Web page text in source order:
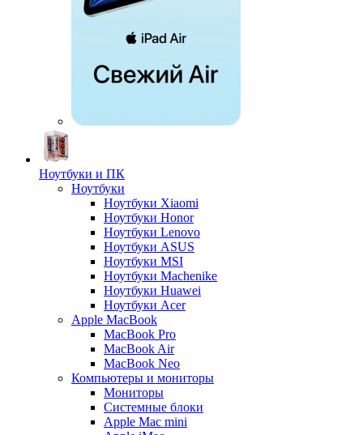
Ноутбуки и ПК
Ноутбуки
Ноутбуки Xiaomi
Ноутбуки Honor
Ноутбуки Lenovo
Ноутбуки ASUS
Ноутбуки MSI
Ноутбуки Machenike
Ноутбуки Huawei
Ноутбуки Acer
Apple MacBook
MacBook Pro
MacBook Air
MacBook Neo
Компьютеры и мониторы
Мониторы
Системные блоки
Apple Mac mini